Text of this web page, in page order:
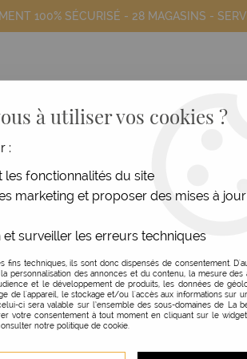
100% SÉCURISÉ - 28 MAGASINS -
N°116 - Peignes Afro
à utiliser vos cookies ?
:
fonctionnalités du site
marketing et proposer des mises à
surveiller les erreurs techniques
fins techniques, ils sont donc dispensés de consentement.
personnalisation des annonces et du contenu, la mesure des
et le développement de produits, les données de
de l'appareil, le stockage et/ou l'accès aux informations sur un
ci sera valable sur l’ensemble des sous-domaines de La
votre consentement à tout moment en cliquant sur le
notre politique de cookie.